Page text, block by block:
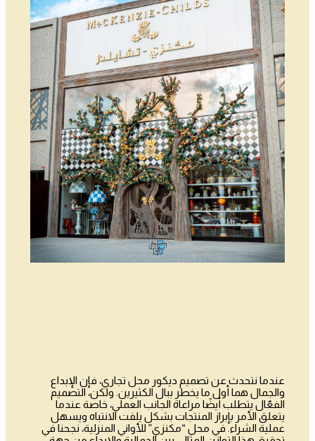
عندما نتحدث عن تصميم ديكور محل تجاري، فإن الإبداع
والجمال هما أول ما يخطر ببال الكثيرين. ولكن، التصميم
الفعّال يتطلب أيضًا مراعاة الجانب العملي، خاصة عندما
يتعلق الأمر بإبراز المنتجات بشكل يلفت الانتباه ويسهل
عملية الشراء. في محل “مكنزي” للأواني المنزلية، نجحنا في